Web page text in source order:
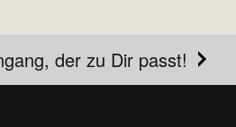
der zu Dir passt!